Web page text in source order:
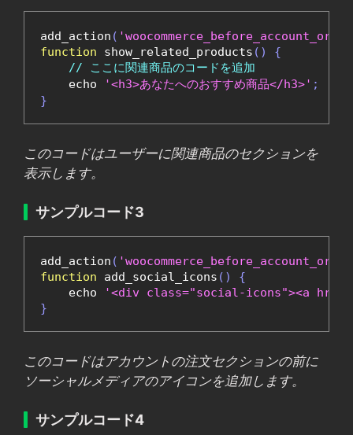
add_action (
function show_related_products ()
{
// ここに関連商品のコードを追加
    echo
'<h3>あなたへのおすすめ商品</h3>' ;
}
このコードはユーザーに関連商品のセクションを
表示します。
サンプルコード3
add_action (
function add_social_icons ()
{
    echo
'<div class="social-icons"><a
}
このコードはアカウントの注文セクションの前に
ソーシャルメディアのアイコンを追加します。
サンプルコード4